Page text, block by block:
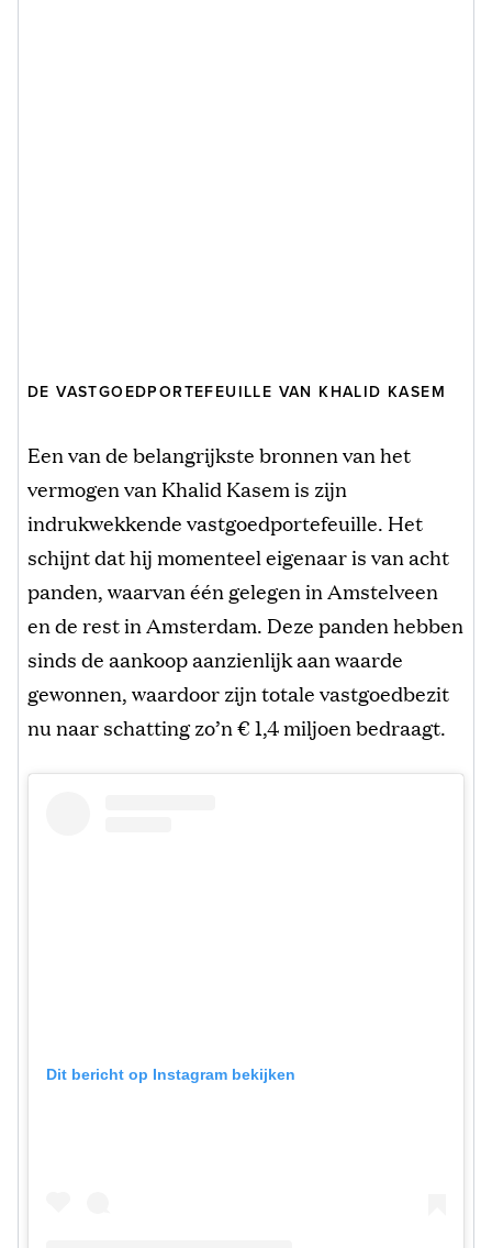
DE VASTGOEDPORTEFEUILLE VAN KHALID KASEM
Een van de belangrijkste bronnen van het
vermogen van Khalid Kasem is zijn
indrukwekkende vastgoedportefeuille. Het
schijnt dat hij momenteel eigenaar is van acht
panden, waarvan één gelegen in Amstelveen
en de rest in Amsterdam. Deze panden hebben
sinds de aankoop aanzienlijk aan waarde
gewonnen, waardoor zijn totale vastgoedbezit
nu naar schatting zo’n € 1,4 miljoen bedraagt.
Dit bericht op Instagram bekijken